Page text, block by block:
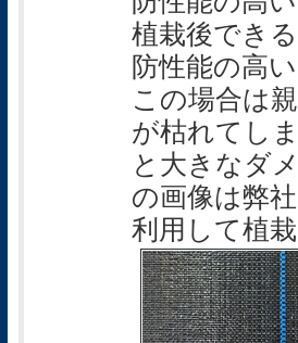
植栽後でき
防性能の高
この場合は
が枯れてし
と大きなダ
の画像は弊
利用して植